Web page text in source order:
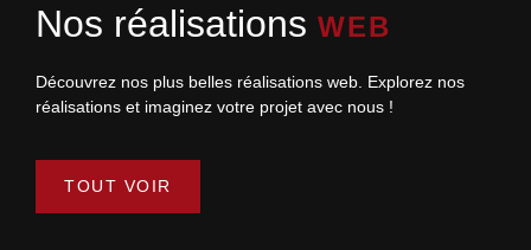
Nos réalisations WEB
Découvrez nos plus belles réalisations web. Explorez nos
réalisations et imaginez votre projet avec nous !
TOUT VOIR